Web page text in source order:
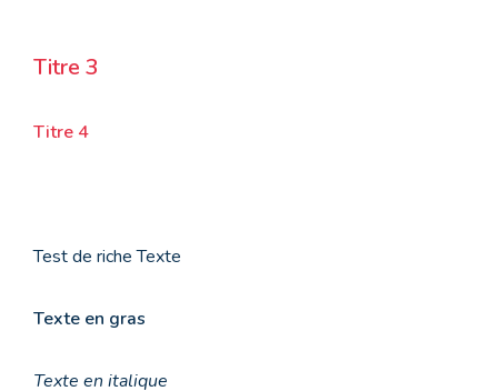
Titre 3
Titre 4
Test de riche Texte
Texte en gras
Texte en italique